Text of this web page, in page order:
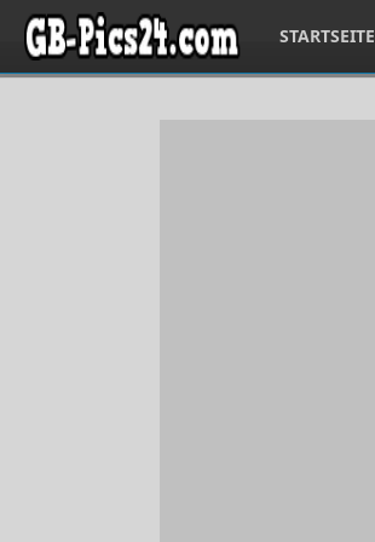
STARTSEITE